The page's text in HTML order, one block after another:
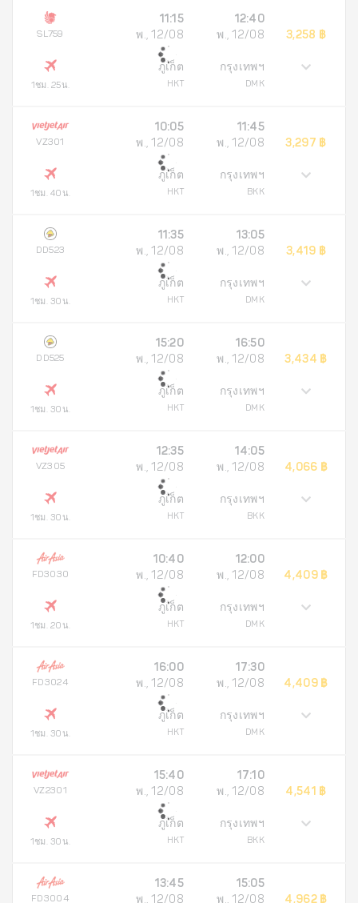
SL759
1ชม. 25น.
11:15
พ., 12/08
ภูเก็ต
HKT
12:40
พ., 12/08
กรุงเทพฯ
DMK
3,258 ฿
VZ301
1ชม. 40น.
10:05
พ., 12/08
ภูเก็ต
HKT
11:45
พ., 12/08
กรุงเทพฯ
BKK
3,297 ฿
DD523
1ชม. 30น.
11:35
พ., 12/08
ภูเก็ต
HKT
13:05
พ., 12/08
กรุงเทพฯ
DMK
3,419 ฿
DD525
1ชม. 30น.
15:20
พ., 12/08
ภูเก็ต
HKT
16:50
พ., 12/08
กรุงเทพฯ
DMK
3,434 ฿
VZ305
1ชม. 30น.
12:35
พ., 12/08
ภูเก็ต
HKT
14:05
พ., 12/08
กรุงเทพฯ
BKK
4,066 ฿
FD3030
1ชม. 20น.
10:40
พ., 12/08
ภูเก็ต
HKT
12:00
พ., 12/08
กรุงเทพฯ
DMK
4,409 ฿
FD3024
1ชม. 30น.
16:00
พ., 12/08
ภูเก็ต
HKT
17:30
พ., 12/08
กรุงเทพฯ
DMK
4,409 ฿
VZ2301
1ชม. 30น.
15:40
พ., 12/08
ภูเก็ต
HKT
17:10
พ., 12/08
กรุงเทพฯ
BKK
4,541 ฿
FD3004
13:45
พ., 12/08
15:05
พ., 12/08
4,962 ฿